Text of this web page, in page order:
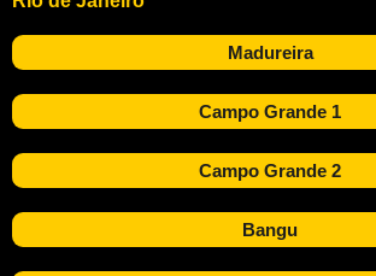
Madureira
Campo Grande 1
Campo Grande 2
Bangu